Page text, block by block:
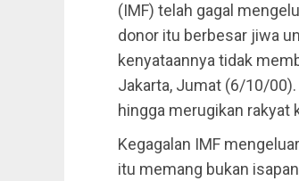
(IMF) telah gagal
donor itu berbesar jiwa
kenyataannya tidak
Jakarta, Jumat (6/10/
hingga merugikan rakyat
Kegagalan IMF
itu memang bukan